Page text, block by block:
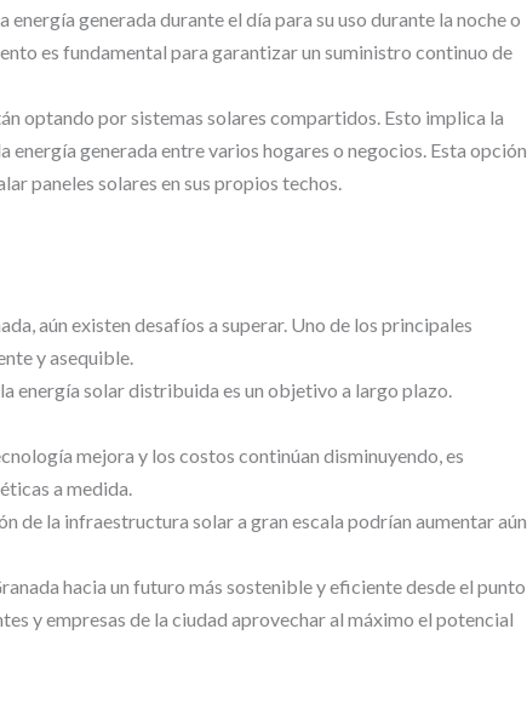
generada durante el día para su uso durante la noche o
es fundamental para garantizar un suministro continuo de
optando por sistemas solares compartidos. Esto implica la
generada entre varios hogares o negocios. Esta opción
paneles solares en sus propios techos.
aún existen desafíos a superar. Uno de los principales
y asequible.
energía solar distribuida es un objetivo a largo plazo.
mejora y los costos continúan disminuyendo, es
a medida.
de la infraestructura solar a gran escala podrían aumentar aún
hacia un futuro más sostenible y eficiente desde el punto
y empresas de la ciudad aprovechar al máximo el potencial